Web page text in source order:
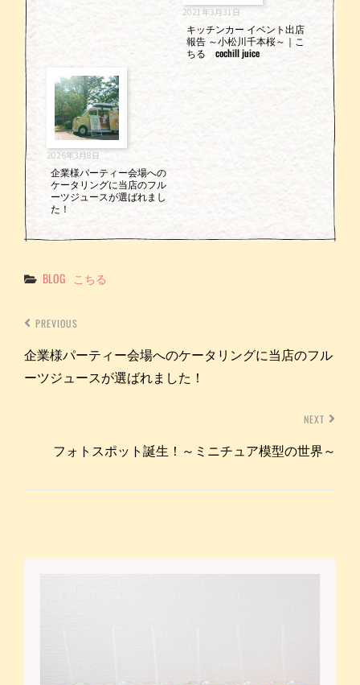
2021年3月31日
キッチンカー イベント出店
報告 ～小松川千本桜～｜こ
ちる cochill juice
2026年3月8日
企業様パーティー会場への
ケータリングに当店のフル
ーツジュースが選ばれまし
た！
Categories
BLOG こちる
PREVIOUS
企業様パーティー会場へのケータリングに当店のフル
ーツジュースが選ばれました！
NEXT
フォトスポット誕生！～ミニチュア模型の世界～